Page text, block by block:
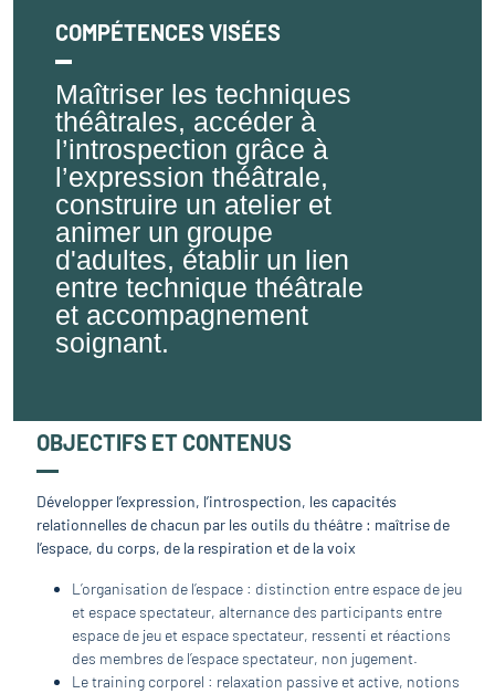
COMPÉTENCES VISÉES
Maîtriser les techniques
théâtrales, accéder à
l’introspection grâce à
l’expression théâtrale,
construire un atelier et
animer un groupe
d'adultes, établir un lien
entre technique théâtrale
et accompagnement
soignant.
OBJECTIFS ET CONTENUS
Développer l’expression, l’introspection, les capacités
relationnelles de chacun par les outils du théâtre : maîtrise de
l’espace, du corps, de la respiration et de la voix
L’organisation de l’espace : distinction entre espace de jeu
et espace spectateur, alternance des participants entre
espace de jeu et espace spectateur, ressenti et réactions
des membres de l’espace spectateur, non jugement.
Le training corporel : relaxation passive et active, notions